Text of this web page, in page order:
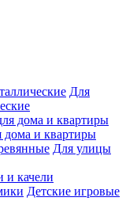
Для
дома и квартиры
Для улицы
и качели
Детские игровые